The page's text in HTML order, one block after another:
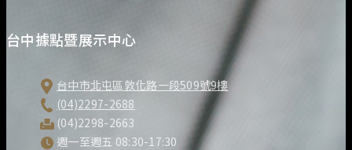
台中據點暨展示中心
台中市北屯區敦化路一段509號9樓
(04)2297-2688
(04)2298-2663
週一至週五 08:30-17:30